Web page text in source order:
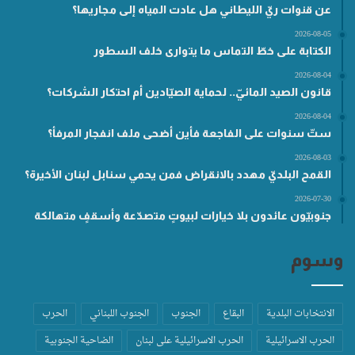
عن قنوات ريّ الليطاني هل عادت المياه إلى مجاريها؟
2026-08-05
الكتابة على خطّ التماس ما يتوارى خلف السطور
2026-08-04
قانون الصيد المائيّ.. لحماية الصيّادين أم احتكار الشركات؟
2026-08-04
ستّ سنوات على الفاجعة فأين أضحى ملف انفجار المرفأ؟
2026-08-03
القمح البلديّ مهدد بالانقراض فمن يحمي سنابل لبنان الأخيرة؟
2026-07-30
جنوبيّون عائدون بلا خيارات لبيوتٍ متصدّعة وأسقفٍ متهالكة
وسوم
الانتخابات البلدية البقاع الجنوب الجنوب اللبناني
الحرب
الحرب الاسرائيلية
الحرب الاسرائيلية على لبنان الضاحية الجنوبية